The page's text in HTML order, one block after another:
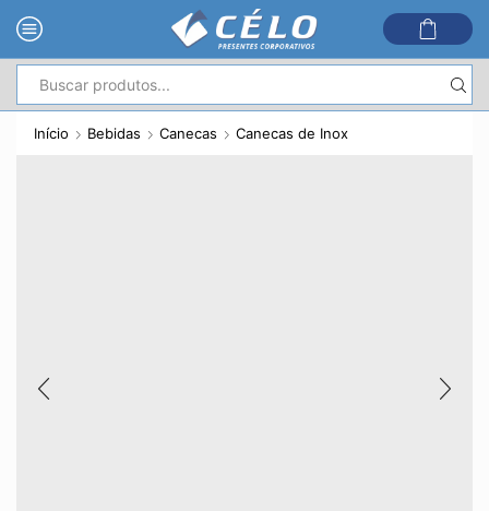
de
pesquisa
Início Bebidas Canecas Canecas de Inox